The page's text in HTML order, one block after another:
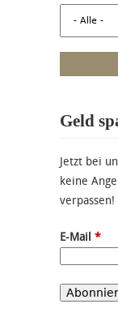
Geld
Jetzt bei
keine
verpassen!
E-Mail *